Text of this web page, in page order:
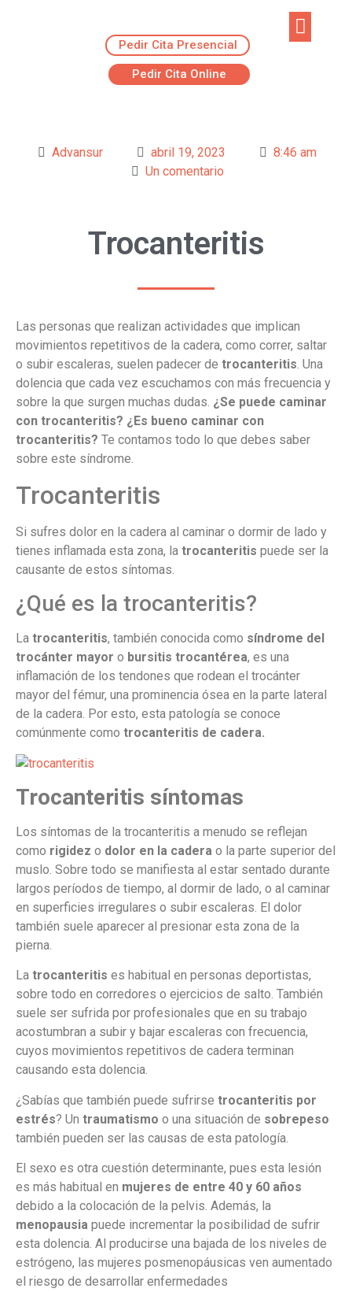
Pedir Cita Presencial
Pedir Cita Online
Advansur abril 19, 2023
8:46 am
Un comentario
Trocanteritis
Las personas que realizan actividades que implican
movimientos repetitivos de la cadera, como correr, saltar
o subir escaleras, suelen padecer de trocanteritis. Una
dolencia que cada vez escuchamos con más frecuencia y
sobre la que surgen muchas dudas. ¿Se puede caminar
con trocanteritis? ¿Es bueno caminar con
trocanteritis? Te contamos todo lo que debes saber
sobre este síndrome.
Trocanteritis
Si sufres dolor en la cadera al caminar o dormir de lado y
tienes inflamada esta zona, la trocanteritis puede ser la
causante de estos síntomas.
¿Qué es la trocanteritis?
La trocanteritis, también conocida como síndrome del
trocánter mayor o bursitis trocantérea, es una
inflamación de los tendones que rodean el trocánter
mayor del fémur, una prominencia ósea en la parte lateral
de la cadera. Por esto, esta patología se conoce
comúnmente como trocanteritis de cadera.
Trocanteritis síntomas
Los síntomas de la trocanteritis a menudo se reflejan
como rigidez o dolor en la cadera o la parte superior del
muslo. Sobre todo se manifiesta al estar sentado durante
largos períodos de tiempo, al dormir de lado, o al caminar
en superficies irregulares o subir escaleras. El dolor
también suele aparecer al presionar esta zona de la
pierna.
La trocanteritis es habitual en personas deportistas,
sobre todo en corredores o ejercicios de salto. También
suele ser sufrida por profesionales que en su trabajo
acostumbran a subir y bajar escaleras con frecuencia,
cuyos movimientos repetitivos de cadera terminan
causando esta dolencia.
¿Sabías que también puede sufrirse trocanteritis por
estrés? Un traumatismo o una situación de sobrepeso
también pueden ser las causas de esta patología.
El sexo es otra cuestión determinante, pues esta lesión
es más habitual en mujeres de entre 40 y 60 años
debido a la colocación de la pelvis. Además, la
menopausia puede incrementar la posibilidad de sufrir
esta dolencia. Al producirse una bajada de los niveles de
estrógeno, las mujeres posmenopáusicas ven aumentado
el riesgo de desarrollar enfermedades